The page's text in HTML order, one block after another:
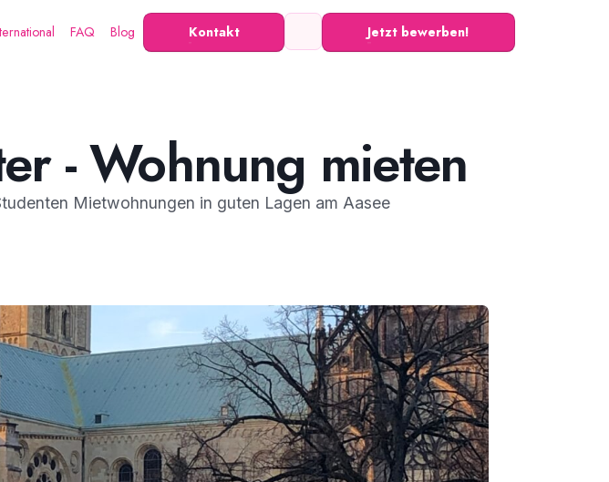
FAQ Blog Kontakt Jetzt bewerben!
- Wohnung mieten
Mietwohnungen in guten Lagen am Aasee